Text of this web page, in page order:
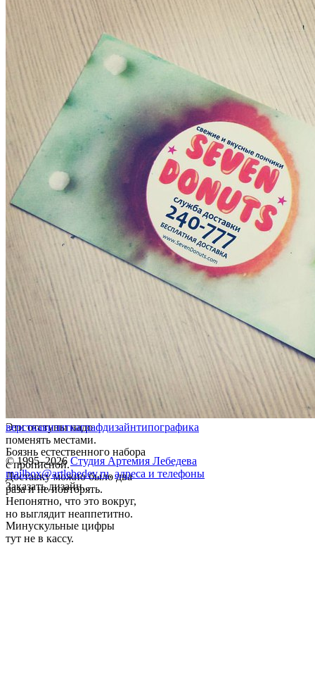
Эти отступы надо
поменять местами.
Боязнь естественного набора
с прописной.
Доставку можно было два
раза и не повторять.
Непонятно, что это вокруг,
но выглядит неаппетитно.
Минускульные цифры
тут не в кассу.
версткавизиткаграфдизайнтипографика
© 1995–2026 Студия Артемия Лебедева
mailbox@artlebedev.ru, адреса и телефоны
Заказать дизайн...